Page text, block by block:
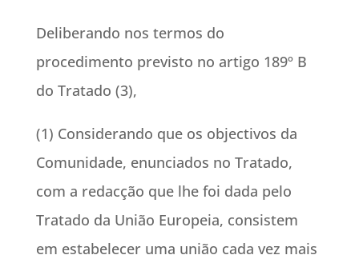
Deliberando nos termos do
procedimento previsto no artigo 189º B
do Tratado (3),
(1) Considerando que os objectivos da
Comunidade, enunciados no Tratado,
com a redacção que lhe foi dada pelo
Tratado da União Europeia, consistem
em estabelecer uma união cada vez mais